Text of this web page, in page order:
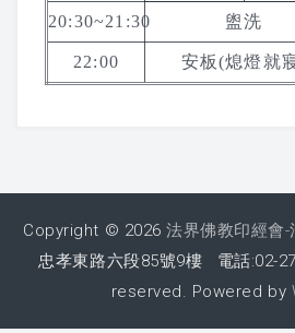
2019 花蓮夏令營
2017 夏令營課程表
2017 夏令營活動剪影
2016 夏令營課程表
20:30~21:30 盥洗
22:00 安板(熄燈就
Copyright © 2026法界佛教印經會-
忠孝東路六段85號9樓 電話:02-
reserved. Powered by